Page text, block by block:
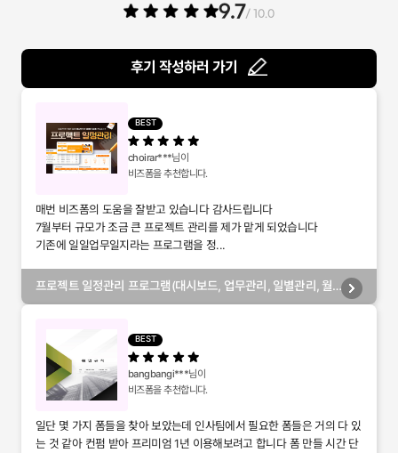
9.7/ 10.0
후기 작성하러 가기
BEST
choirar***님이
비즈폼을 추천합니다.
매번 비즈폼의 도움을 잘받고 있습니다 감사드립니다
7월부터 규모가 조금 큰 프로젝트 관리를 제가 맡게 되었습니다
기존에 일일업무일지라는 프로그램을 정...
프로젝트 일정관리 프로그램(대시보드, 업무관리, 일별관리, 월
BEST
bangbangi***님이
비즈폼을 추천합니다.
일단 몇 가지 폼들을 찾아 보았는데 인사팀에서 필요한 폼들은 거의 다 있
는 것 같아 컨펌 받아 프리미엄 1년 이용해보려고 합니다 폼 만들 시간 단